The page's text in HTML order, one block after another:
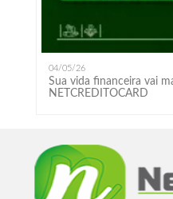
04/05/26
Sua vida financeira vai
NETCREDITOCARD